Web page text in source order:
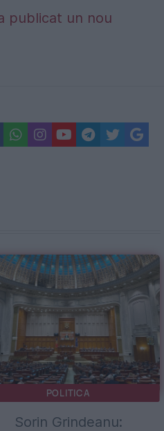
publicat un nou
POLITICA
Sorin Grindeanu: